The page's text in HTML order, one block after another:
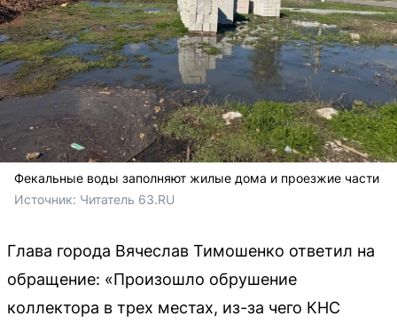
Фекальные воды заполняют жилые дома и проезжие части
Источник: Читатель 63.RU
Глава города Вячеслав Тимошенко ответил на
обращение: «Произошло обрушение
коллектора в трех местах, из-за чего КНС